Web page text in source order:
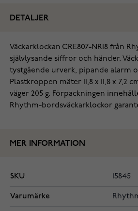
DETALJER
Väckarklockan CRE807-NR18 från
självlysande siffror och händer.
tystgående urverk, pipande alarm
Plastkroppen mäter 11,8 x 11,8 x 7,2
väger 205 g. Förpackningen
Rhythm-bordsväckarklockor
MER INFORMATION
SKU 15845
Varumärke